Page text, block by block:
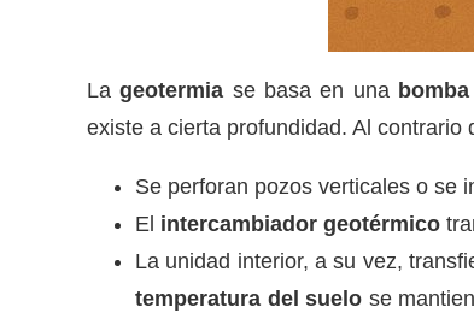
Lageotermia se basa en una
existe a cierta profundidad. Al contrario
Se perforan pozos verticales o se
El intercambiador geotérmico
La unidad interior, a su vez,
temperatura del suelo se